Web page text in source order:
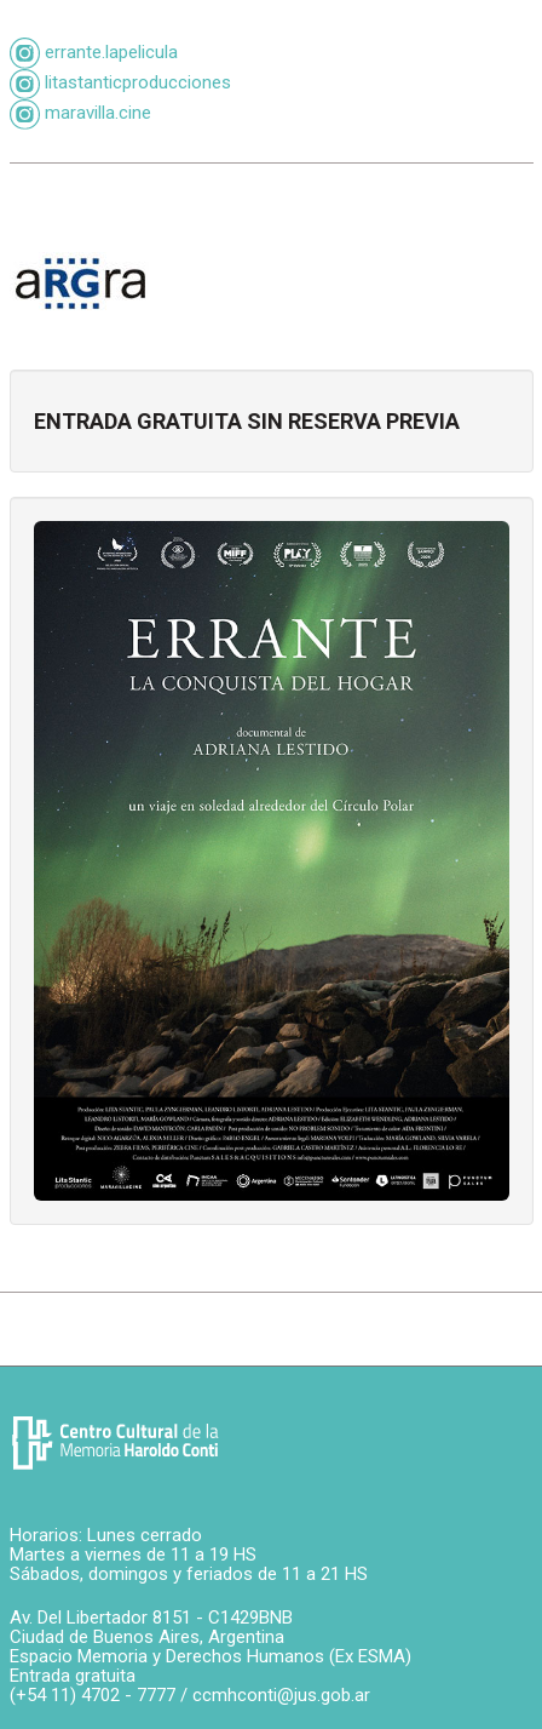
errante.lapelicula
litastanticproducciones
maravilla.cine
ENTRADA GRATUITA SIN RESERVA PREVIA
Horarios: Lunes cerrado
Martes a viernes de 11 a 19 HS
Sábados, domingos y feriados de 11 a 21 HS
Av. Del Libertador 8151 - C1429BNB
Ciudad de Buenos Aires, Argentina
Espacio Memoria y Derechos Humanos (Ex ESMA)
Entrada gratuita
(+54 11) 4702 - 7777 / ccmhconti@jus.gob.ar